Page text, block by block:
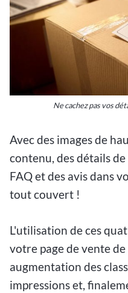
Ne cachez pas vos
Avec des images de
contenu, des détails
FAQ et des avis dans
tout couvert !
L'utilisation de ces
votre page de vente
augmentation des
impressions et,